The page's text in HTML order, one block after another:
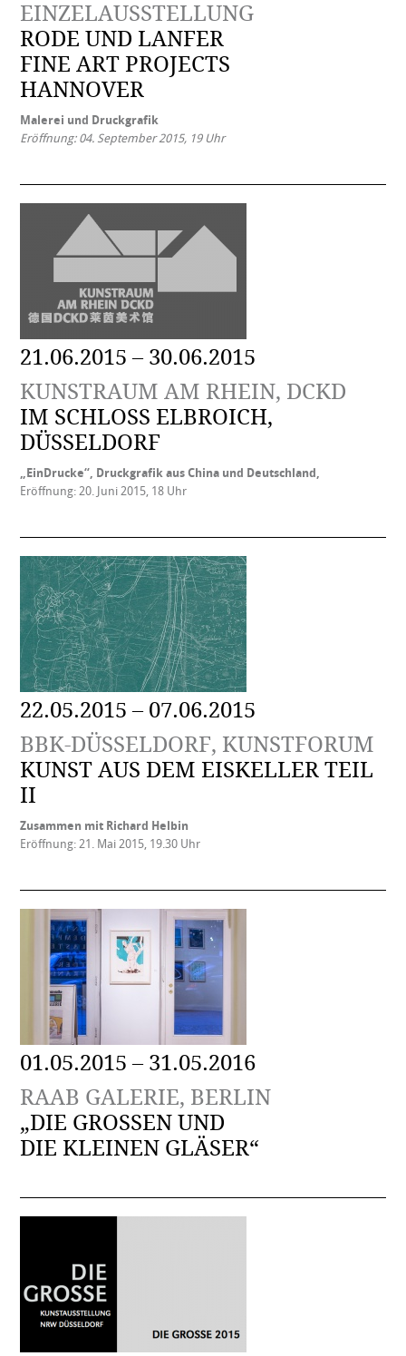
EINZELAUSSTELLUNG
RODE UND LANFER
FINE ART PROJECTS
HANNOVER
Malerei und Druckgrafik
Eröffnung: 04. September 2015, 19 Uhr
21.06.2015 – 30.06.2015
KUNSTRAUM AM RHEIN, DCKD
IM SCHLOSS ELBROICH, D
ÜSSELDORF
„EinDrucke“, Druckgrafik aus China und Deutschland,
Eröffnung: 20. Juni 2015, 18 Uhr
22.05.2015 – 07.06.2015
BBK-DÜSSELDORF, KUNSTFORUM
KUNST AUS DEM EISKELLER TEIL
II
Zusammen mit Richard Helbin
Eröffnung: 21. Mai 2015, 19.30 Uhr
01.05.2015 – 31.05.2016
RAAB GALERIE, BERLIN
„DIE GROSSEN UND
DIE KLEINEN GLÄSER“